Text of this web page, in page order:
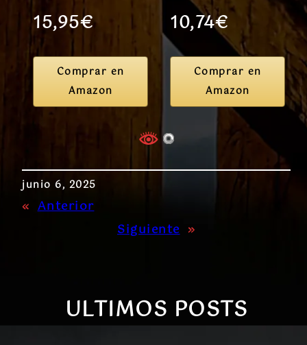
15,95€
Comprar en
Amazon
10,74€
Comprar en
Amazon
junio 6, 2025
« Anterior
Siguiente »
ULTIMOS POSTS